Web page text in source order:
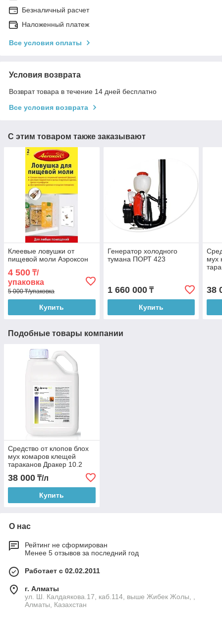
Безналичный раcчет
Наложенный платеж
Все условия оплаты
Условия возврата
Возврат товара в течение 14 дней бесплатно
Все условия возврата
С этим товаром также заказывают
Клеевые ловушки от
пищевой моли Аэроксон
4 500 ₸/
упаковка
5 000 ₸/упаковка
Купить
Генератор холодного
тумана ПОРТ 423
1 660 000₸
Купить
мух
38
Подобные товары компании
Средство от клопов блох
мух комаров клещей
тараканов Дракер 10.2
38 000 ₸/л
Купить
О нас
Рейтинг не сформирован
Менее 5 отзывов за последний год
Работает с 02.02.2011
г. Алматы
ул. Ш. Калдаякова.17, каб.114, выше Жибек Жолы, ,
Алматы, Казахстан